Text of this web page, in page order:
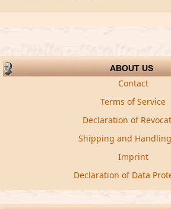
ABOUT US
Contact
Terms of Service
Declaration of
Shipping and
Imprint
Declaration of Data